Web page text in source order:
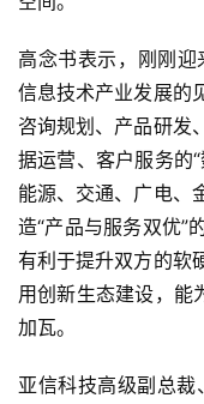
高念书表示，刚刚
信息技术产业发展的
咨询规划、产品研发
据运营、客户服务的
能源、交通、广电、
造“产品与服务双优”
有利于提升双方的软
用创新生态建设，能
加瓦。
亚信科技高级副总